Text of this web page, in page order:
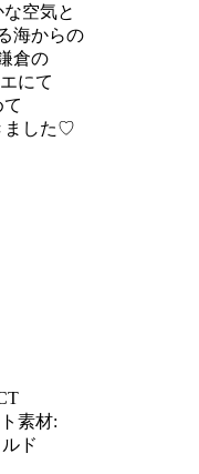
空気と
海からの
倉の
にて
ました♡
素材:
ド